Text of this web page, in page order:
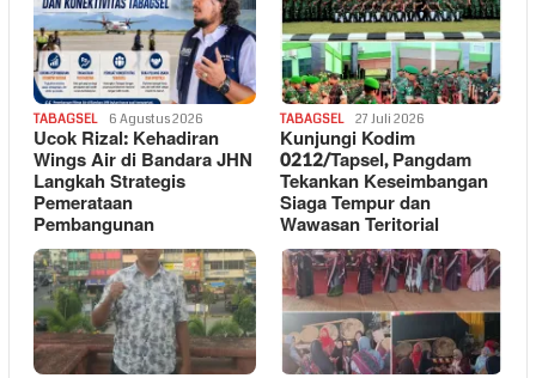
TABAGSEL 6 Agustus 2026
Ucok Rizal: Kehadiran
Wings Air di Bandara JHN
Langkah Strategis
Pemerataan
Pembangunan
TABAGSEL 27 Juli 2026
Kunjungi Kodim
0212/Tapsel, Pangdam
Tekankan Keseimbangan
Siaga Tempur dan
Wawasan Teritorial